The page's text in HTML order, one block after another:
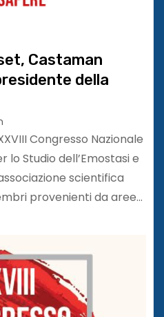
Castaman
della
Congresso Nazionale
lo Studio dell’Emostasi e
scientifica
provenienti da aree…